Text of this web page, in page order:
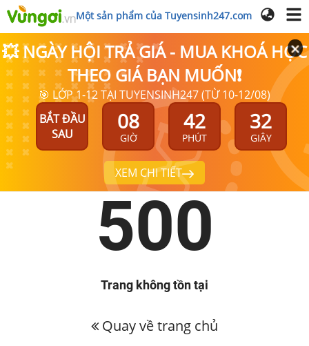
Một sản phẩm của Tuyensinh247.com
💥 NGÀY HỘI TRẢ GIÁ - MUA KHOÁ HỌC
THEO GIÁ BẠN MUỐN❗
🎯 LỚP 1-12 TẠI TUYENSINH247 (TỪ 10-12/08)
BẮT ĐẦU
SAU
08
GIỜ
42
PHÚT
32
GIÂY
XEM CHI TIẾT
500
Trang không tồn tại
Quay về trang chủ